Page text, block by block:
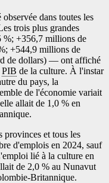
dans toutes les
trois plus grandes
+356,7 millions de
+544,9 millions de
de dollars) — ont affiché
PIB de la culture. À l'instar
du pays, la
de l'économie variait
allait de 1,0 % en
provinces et tous les
d'emplois en 2024, sauf
lié à la culture en
de 2,0 % au Nunavut
Britannique.